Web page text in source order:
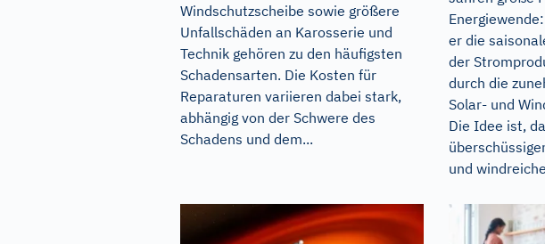
Windschutzscheibe sowie größere
Unfallschäden an Karosserie und
Technik gehören zu den häufigsten
Schadensarten. Die Kosten für
Reparaturen variieren dabei stark,
abhängig von der Schwere des
Schadens und dem...
er die
der
durch die
Solar- und
Die Idee ist,
und